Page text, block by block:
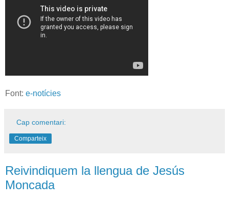
Font: e-notícies
Cap comentari:
Comparteix
Reivindiquem la llengua de Jesús
Moncada